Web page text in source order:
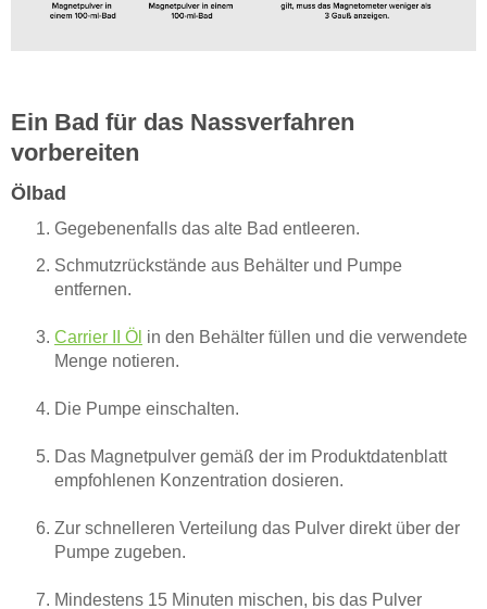
Ein Bad für das Nassverfahren
vorbereiten
Ölbad
Gegebenenfalls das alte Bad entleeren.
Schmutzrückstände aus Behälter und Pumpe
entfernen.
Carrier II Öl in den Behälter füllen und die verwendete
Menge notieren.
Die Pumpe einschalten.
Das Magnetpulver gemäß der im Produktdatenblatt
empfohlenen Konzentration dosieren.
Zur schnelleren Verteilung das Pulver direkt über der
Pumpe zugeben.
Mindestens 15 Minuten mischen, bis das Pulver